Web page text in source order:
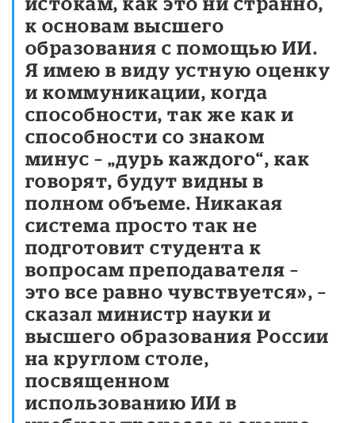
к основам высшего
образования с помощью ИИ.
Я имею в виду устную оценку
и коммуникации, когда
способности, так же как и
способности со знаком
минус – „дурь каждого“, как
говорят, будут видны в
полном объеме. Никакая
система просто так не
подготовит студента к
вопросам преподавателя –
это все равно чувствуется», –
сказал министр науки и
высшего образования России
на круглом столе,
посвященном
использованию ИИ в